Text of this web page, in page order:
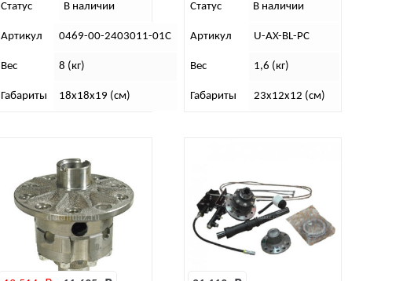
Статус В наличии
Артикул 0469-00-2403011-01С
Вес 8 (кг)
Габариты 18х18х19 (см)
Статус В наличии
Артикул U-AX-BL-PC
Вес 1,6 (кг)
Габариты 23х12х12 (см)